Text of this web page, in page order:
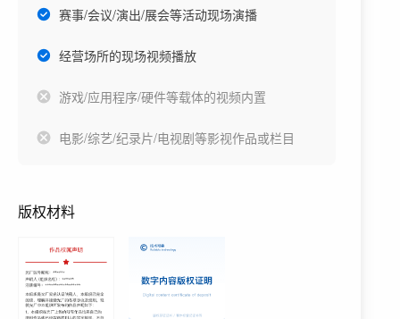
赛事/会议/演出/展会等活动现场演播
经营场所的现场视频播放
游戏/应用程序/硬件等载体的视频内置
电影/综艺/纪录片/电视剧等影视作品或栏目
版权材料